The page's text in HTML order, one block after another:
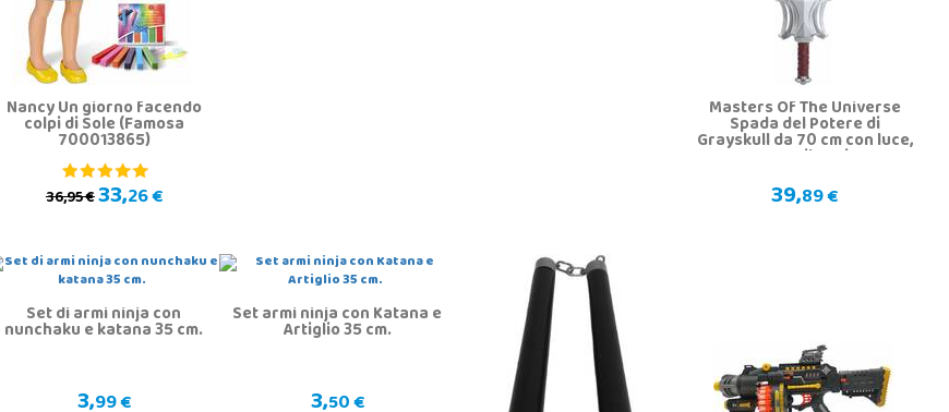
Nancy Un giorno facendo
colpi di Sole (Famosa
700013865)
36,95 €33,26 €
Masters Of The Universe
Spada del Potere di
Grayskull da 70 cm con luce,
suono e vibrazione
39,89 €
Set di armi ninja con
nunchaku e katana 35 cm.
99 €
Set armi ninja con Katana e
Artiglio 35 cm.
50 €